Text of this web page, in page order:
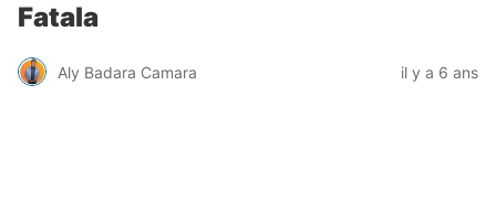
Fatala
Aly Badara Camara il y a 6 ans